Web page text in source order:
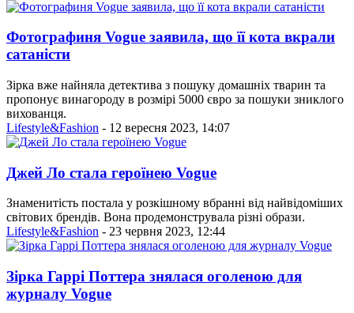
Фотографиня Vogue заявила, що її кота вкрали
сатаністи
Зірка вже найняла детектива з пошуку домашніх тварин та
пропонує винагороду в розмірі 5000 євро за пошуки зниклого
вихованця.
Lifestyle&Fashion - 12 вересня 2023, 14:07
Джей Ло стала героїнею Vogue
Знаменитість постала у розкішному вбранні від найвідоміших
світових брендів. Вона продемонструвала різні образи.
Lifestyle&Fashion - 23 червня 2023, 12:44
Зірка Гаррі Поттера знялася оголеною для
журналу Vogue